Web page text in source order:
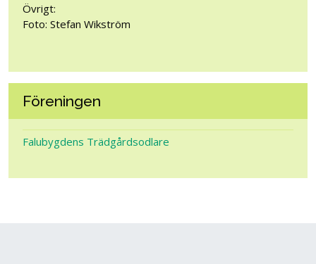
Övrigt:
Foto: Stefan Wikström
Föreningen
Falubygdens Trädgårdsodlare